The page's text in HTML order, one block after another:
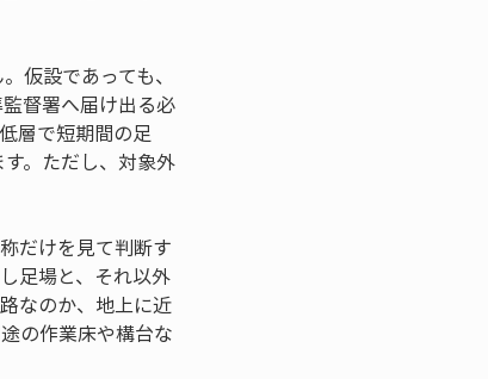
仮設であっても、
督署へ届け出る必
層で短期間の足
。ただし、対象外
だけを見て判断す
足場と、それ以外
なのか、地上に近
の作業床や構台な